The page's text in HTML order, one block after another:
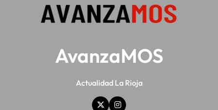
AvanzaMOS
Actualidad La Rioja